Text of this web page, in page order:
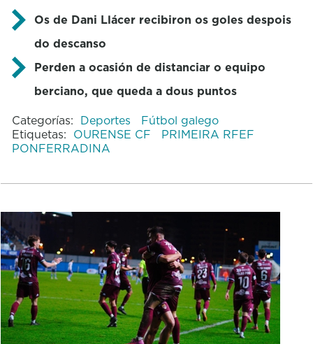
Os de Dani Llácer recibiron os goles despois
do descanso
Perden a ocasión de distanciar o equipo
berciano, que queda a dous puntos
Categorías: Deportes
Fútbol galego
Etiquetas: OURENSE CF
PRIMEIRA RFEF
PONFERRADINA